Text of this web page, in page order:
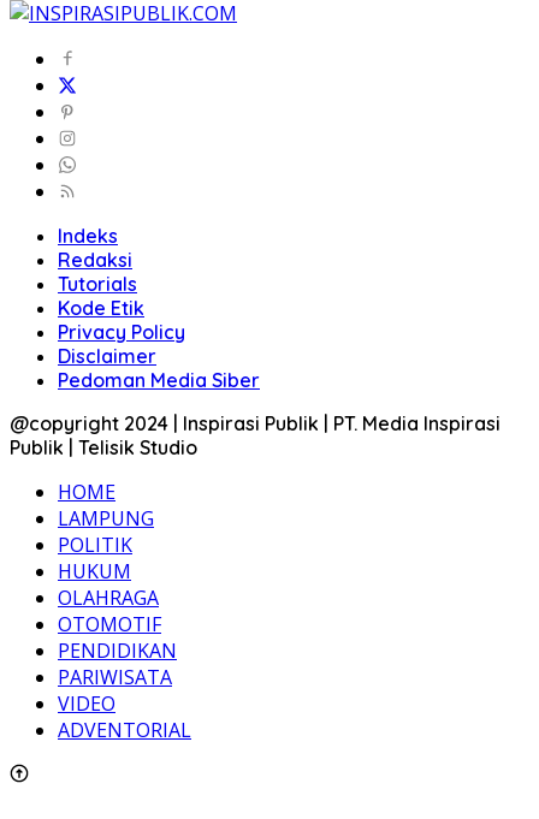
Indeks
Redaksi
Tutorials
Kode Etik
Privacy Policy
Disclaimer
Pedoman Media Siber
@copyright 2024 | Inspirasi Publik | PT. Media Inspirasi
Publik | Telisik Studio
HOME
LAMPUNG
POLITIK
HUKUM
OLAHRAGA
OTOMOTIF
PENDIDIKAN
PARIWISATA
VIDEO
ADVENTORIAL